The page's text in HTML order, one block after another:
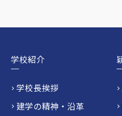
学校紹介
学校長挨拶
建学の精神・沿革